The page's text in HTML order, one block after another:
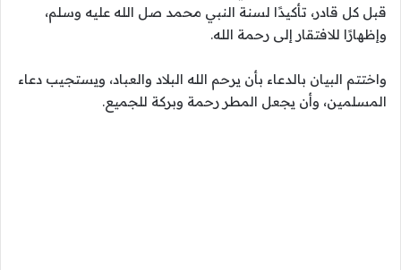
قبل كل قادر، تأكيدًا لسنة النبي محمد صل الله عليه وسلم،
وإظهارًا للافتقار إلى رحمة الله.
واختتم البيان بالدعاء بأن يرحم الله البلاد والعباد، ويستجيب دعاء
المسلمين، وأن يجعل المطر رحمة وبركة للجميع.